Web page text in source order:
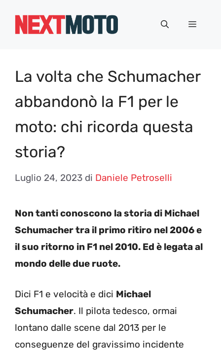
Menu
La volta che Schumacher
abbandonò la F1 per le
moto: chi ricorda questa
storia?
Luglio 24, 2023 di Daniele Petroselli
Non tanti conoscono la storia di Michael
Schumacher tra il primo ritiro nel 2006 e
il suo ritorno in F1 nel 2010. Ed è legata al
mondo delle due ruote.
Dici F1 e velocità e dici Michael
Schumacher. Il pilota tedesco, ormai
lontano dalle scene dal 2013 per le
conseguenze del gravissimo incidente